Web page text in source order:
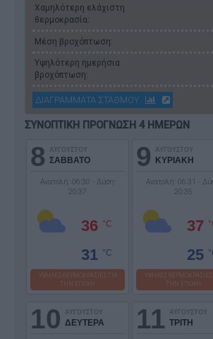
Χαμηλότερη ελάχιστη
θερμοκρασία:
Μέση βροχόπτωση:
Υψηλότερη ημερήσια
βροχόπτωση:
ΔΙΑΓΡΑΜΜΑΤΑ ΣΤΑΘΜΟΥ
ΣΥΝΟΠΤΙΚΗ ΠΡΟΓΝΩΣΗ 4 ΗΜΕΡΩΝ
8 ΑΥΓΟΥΣΤΟΥ
ΣΑΒΒΑΤΟ
Ανατολή: 06:30 - Δύση:
20:37
36 °C
31 °C
ΥΨΗΛΕΣ ΘΕΡΜΟΚΡΑΣΙΕΣ ΓΙΑ
ΤΗΝ ΕΠΟΧΗ
9 ΑΥΓΟΥΣΤΟΥ
ΚΥΡΙΑΚΗ
Ανατολή: 06:31 -
20:35
37
25
ΥΨΗΛΕΣ ΘΕΡΜΟΚΡΑΣΙΕΣ
ΤΗΝ ΕΠΟΧΗ
10 ΑΥΓΟΥΣΤΟΥ
ΔΕΥΤΕΡΑ 11 ΑΥΓΟΥΣΤΟΥ
ΤΡΙΤΗ